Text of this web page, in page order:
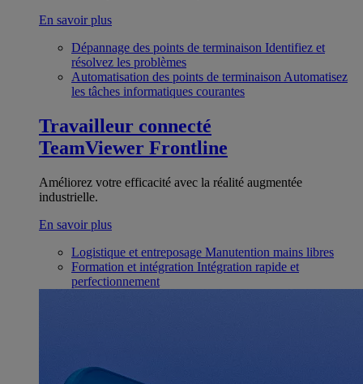
En savoir plus
Dépannage des points de terminaison Identifiez et
résolvez les problèmes
Automatisation des points de terminaison Automatisez
les tâches informatiques courantes
Travailleur connecté
TeamViewer Frontline
Améliorez votre efficacité avec la réalité augmentée
industrielle.
En savoir plus
Logistique et entreposage Manutention mains libres
Formation et intégration Intégration rapide et
perfectionnement